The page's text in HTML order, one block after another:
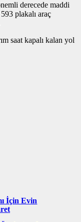
derecede maddi
plakalı araç
saat kapalı kalan yol
İçin Evin